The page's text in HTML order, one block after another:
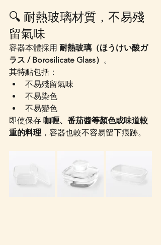
🔍 耐熱玻璃材質，不易殘
留氣味
容器本體採用 耐熱玻璃（ほうけい酸ガ
ラス / Borosilicate Glass） 。
其特點包括：
不易殘留氣味
不易染色
不易變色
即使保存 咖喱、番茄醬等顏色或味道較
重的料理 ，容器也較不容易留下痕跡。